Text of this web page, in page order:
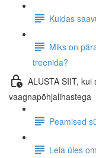
Kuidas
Miks on
treenida?
ALUSTA SIIT,
vaagnapõhjalihastega
Peamised
Leia üles